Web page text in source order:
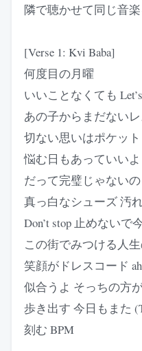
隣で聴かせて同じ音
[Verse 1: Kvi Baba]
何度目の月曜
いいことなくても
あの子からまだない
切ない思いはポケット
悩む日もあっていいよ
だって完璧じゃない
真っ白なシューズ 汚
Don’t stop 止めないで
この街でみつける人
笑顔がドレスコード
似合うよ そっちの方
歩き出す 今日もまた
刻む BPM